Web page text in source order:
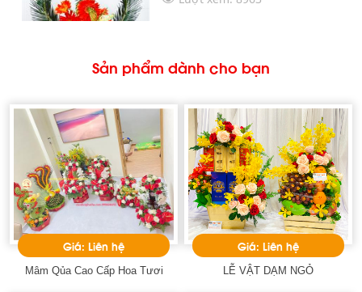
Sản phẩm dành cho bạn
Giá: Liên hệ
Mâm Qủa Cao Cấp Hoa Tươi
Giá: Liên hệ
LỄ VẬT DẠM NGỎ